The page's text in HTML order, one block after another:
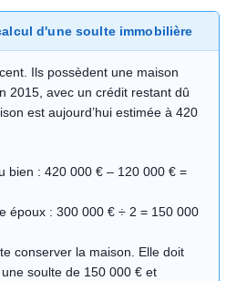
d'une soulte immobilière
Ils possèdent une maison
2015, avec un crédit restant dû
est aujourd’hui estimée à 420
bien : 420 000 € – 120 000 € =
époux : 300 000 € ÷ 2 = 150 000
conserver la maison. Elle doit
soulte de 150 000 € et